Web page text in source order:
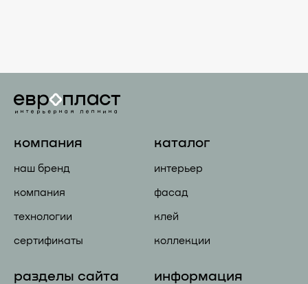
компания
наш бренд
компания
технологии
сертификаты
каталог
интерьер
фасад
клей
коллекции
разделы сайта информация